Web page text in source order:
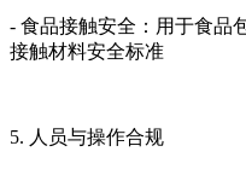
- 食品接触安全：用于食品
接触材料安全标准
5. 人员与操作合规